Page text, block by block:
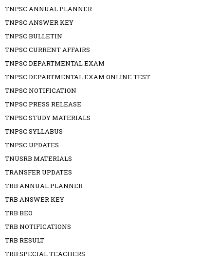
TNPSC ANNUAL PLANNER
TNPSC ANSWER KEY
TNPSC BULLETIN
TNPSC CURRENT AFFAIRS
TNPSC DEPARTMENTAL EXAM
TNPSC DEPARTMENTAL EXAM ONLINE TEST
TNPSC NOTIFICATION
TNPSC PRESS RELEASE
TNPSC STUDY MATERIALS
TNPSC SYLLABUS
TNPSC UPDATES
TNUSRB MATERIALS
TRANSFER UPDATES
TRB ANNUAL PLANNER
TRB ANSWER KEY
TRB BEO
TRB NOTIFICATIONS
TRB RESULT
TRB SPECIAL TEACHERS